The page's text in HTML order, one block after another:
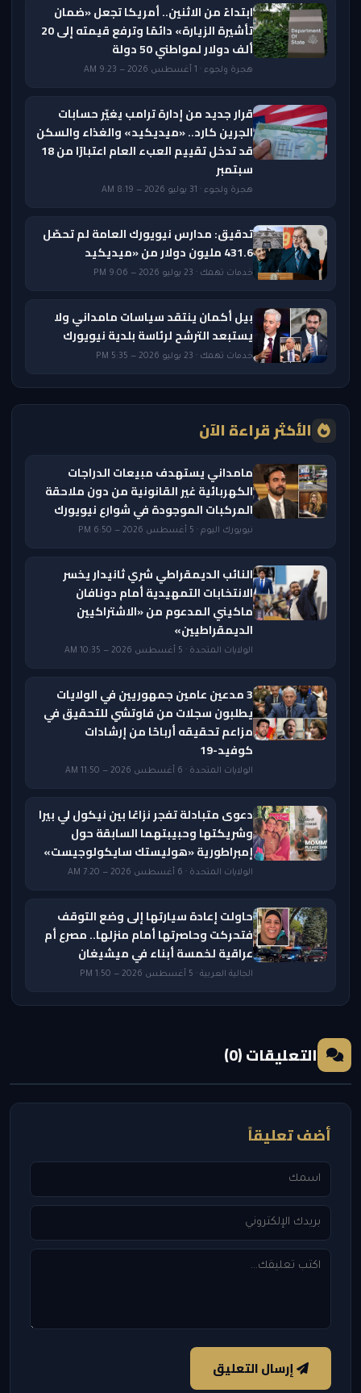
ابتداءً من الاثنين.. أمريكا تجعل «ضمان
تأشيرة الزيارة» دائمًا وترفع قيمته إلى 20
ألف دولار لمواطني 50 دولة
هجرة ولجوء · 1 أغسطس 2026 — 9:23 AM
قرار جديد من إدارة ترامب يغيّر حسابات
الجرين كارد.. «ميديكيد» والغذاء والسكن
قد تدخل تقييم العبء العام اعتبارًا من 18
سبتمبر
هجرة ولجوء · 31 يوليو 2026 — 8:19 AM
تدقيق: مدارس نيويورك العامة لم تحصّل
431.6 مليون دولار من «ميديكيد
خدمات تهمك · 23 يوليو 2026 — 9:06 PM
بيل أكمان ينتقد سياسات مامداني ولا
يستبعد الترشح لرئاسة بلدية نيويورك
خدمات تهمك · 23 يوليو 2026 — 5:35 PM
الأكثر قراءة الآن
مامداني يستهدف مبيعات الدراجات
الكهربائية غير القانونية من دون ملاحقة
المركبات الموجودة في شوارع نيويورك
نيويورك اليوم · 5 أغسطس 2026 — 6:50 PM
النائب الديمقراطي شري ثانيدار يخسر
الانتخابات التمهيدية أمام دونافان
ماكيني المدعوم من «الاشتراكيين
الديمقراطيين»
الولايات المتحدة · 5 أغسطس 2026 — 10:35 AM
3 مدعين عامين جمهوريين في الولايات
يطلبون سجلات من فاوتشي للتحقيق في
مزاعم تحقيقه أرباحًا من إرشادات
كوفيد-19
الولايات المتحدة · 6 أغسطس 2026 — 11:50 AM
دعوى متبادلة تفجر نزاعًا بين نيكول لي بيرا
وشريكتها وحبيبتهما السابقة حول
إمبراطورية «هوليستك سايكولوجيست»
الولايات المتحدة · 6 أغسطس 2026 — 7:20 AM
حاولت إعادة سيارتها إلى وضع التوقف
فتحركت وحاصرتها أمام منزلها.. مصرع أم
عراقية لخمسة أبناء في ميشيغان
الجالية العربية · 5 أغسطس 2026 — 1:50 PM
التعليقات (0)
أضف تعليقاً
إرسال التعليق